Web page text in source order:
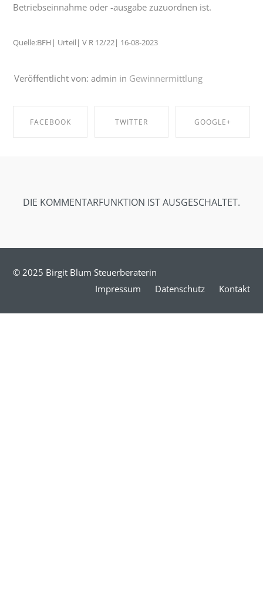
Betriebseinnahme oder -ausgabe zuzuordnen ist.
Quelle:BFH| Urteil| V R 12/22| 16-08-2023
Veröffentlicht von: admin in Gewinnermittlung
FACEBOOK TWITTER GOOGLE+
DIE KOMMENTARFUNKTION IST AUSGESCHALTET.
© 2025 Birgit Blum Steuerberaterin
Impressum
Datenschutz Kontakt